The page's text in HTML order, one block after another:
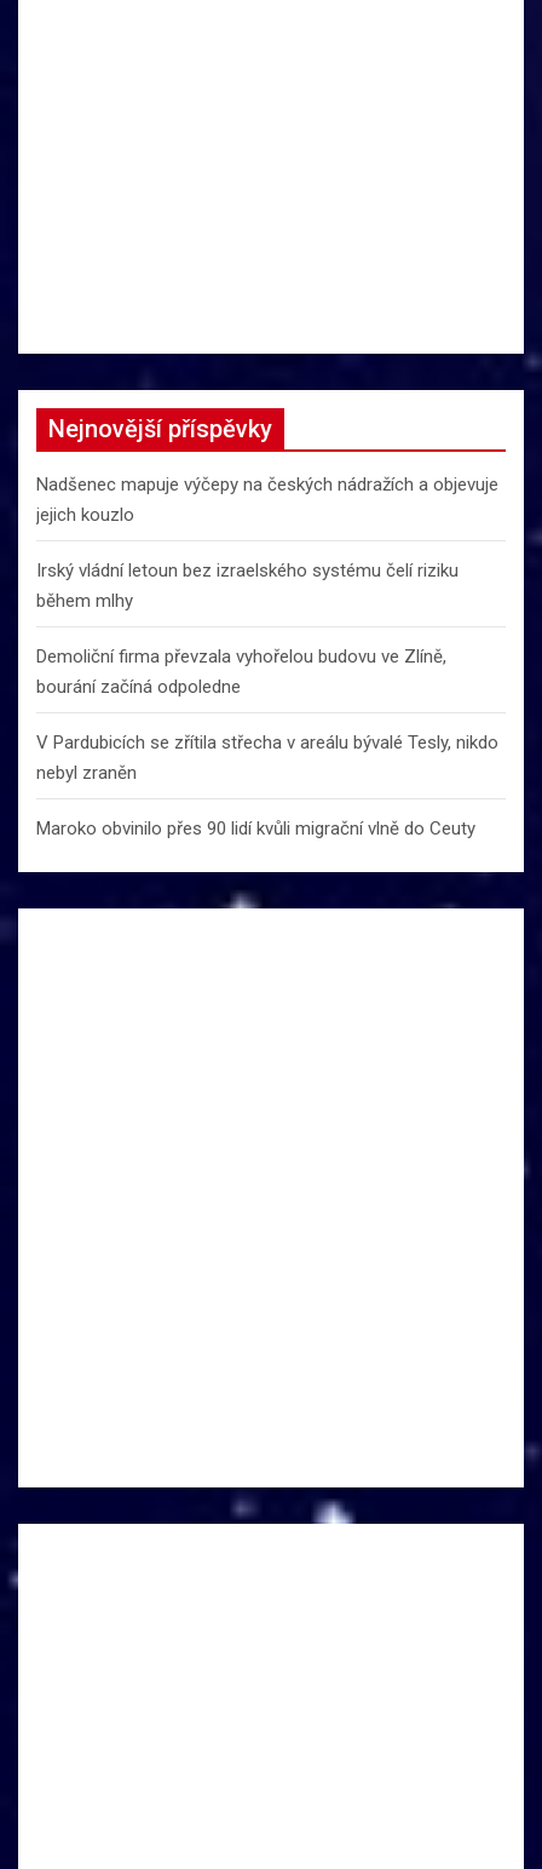
Nejnovější příspěvky
Nadšenec mapuje výčepy na českých nádražích a objevuje
jejich kouzlo
Irský vládní letoun bez izraelského systému čelí riziku
během mlhy
Demoliční firma převzala vyhořelou budovu ve Zlíně,
bourání začíná odpoledne
V Pardubicích se zřítila střecha v areálu bývalé Tesly, nikdo
nebyl zraněn
Maroko obvinilo přes 90 lidí kvůli migrační vlně do Ceuty